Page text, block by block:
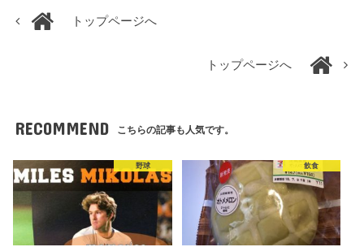
トップページへ
トップページへ
RECOMMEND こちらの記事も人気です。
野球 飲食